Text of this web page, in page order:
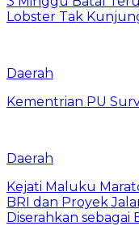
Lobster Tak
Daerah
Kementrian PU
Daerah
Kejati Maluku
BRI dan Proyek
Diserahkan sebagai